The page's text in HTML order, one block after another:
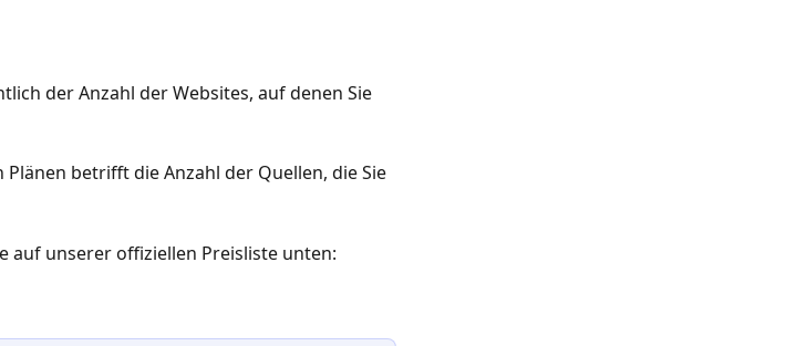
der Anzahl der Websites, auf denen Sie
betrifft die Anzahl der Quellen, die Sie
auf unserer offiziellen Preisliste unten: